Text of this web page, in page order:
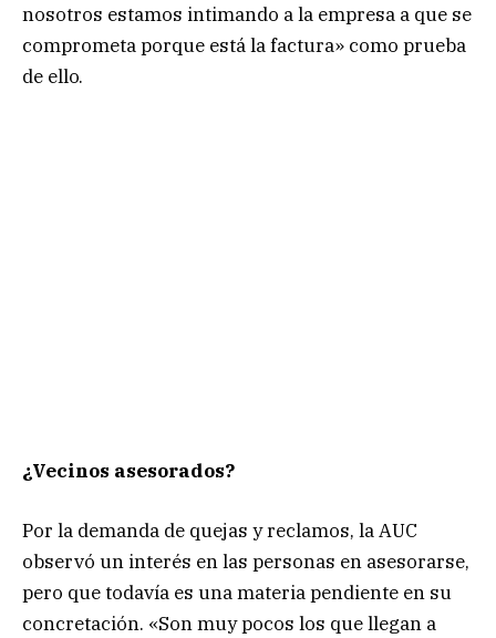
nosotros estamos intimando a la empresa a que se
comprometa porque está la factura» como prueba
de ello.
¿Vecinos asesorados?
Por la demanda de quejas y reclamos, la AUC
observó un interés en las personas en asesorarse,
pero que todavía es una materia pendiente en su
concretación. «Son muy pocos los que llegan a